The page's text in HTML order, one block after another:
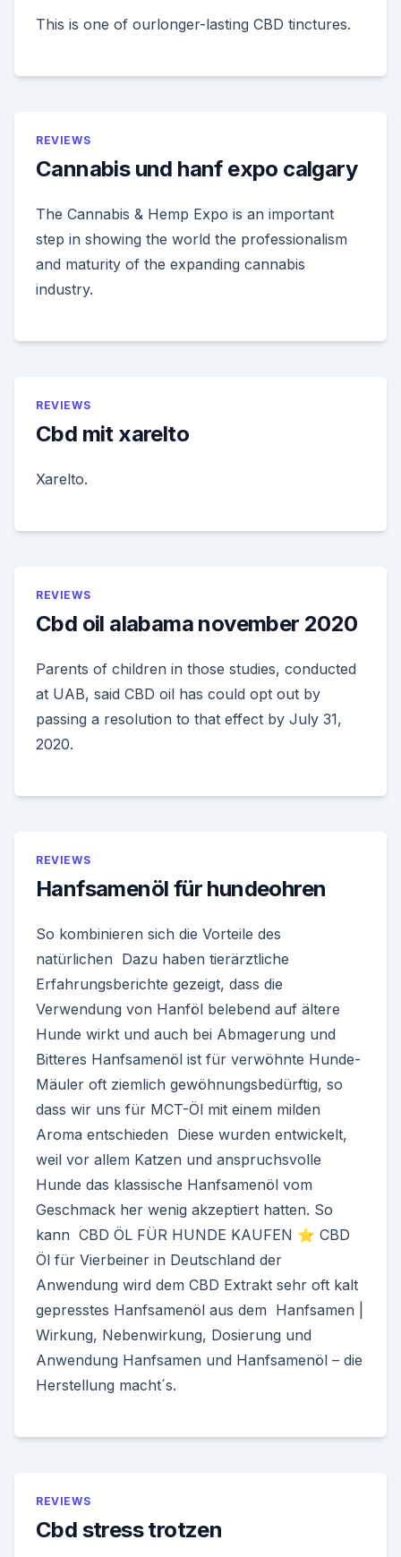
This is one of ourlonger-lasting CBD tinctures.
REVIEWS
Cannabis und hanf expo calgary
The Cannabis & Hemp Expo is an important
step in showing the world the professionalism
and maturity of the expanding cannabis
industry.
REVIEWS
Cbd mit xarelto
Xarelto.
REVIEWS
Cbd oil alabama november 2020
Parents of children in those studies, conducted
at UAB, said CBD oil has could opt out by
passing a resolution to that effect by July 31,
2020.
REVIEWS
Hanfsamenöl für hundeohren
So kombinieren sich die Vorteile des
natürlichen Dazu haben tierärztliche
Erfahrungsberichte gezeigt, dass die
Verwendung von Hanföl belebend auf ältere
Hunde wirkt und auch bei Abmagerung und
Bitteres Hanfsamenöl ist für verwöhnte Hunde-
Mäuler oft ziemlich gewöhnungsbedürftig, so
dass wir uns für MCT-Öl mit einem milden
Aroma entschieden Diese wurden entwickelt,
weil vor allem Katzen und anspruchsvolle
Hunde das klassische Hanfsamenöl vom
Geschmack her wenig akzeptiert hatten. So
kann CBD ÖL FÜR HUNDE KAUFEN ⭐ CBD
Öl für Vierbeiner in Deutschland der
Anwendung wird dem CBD Extrakt sehr oft kalt
gepresstes Hanfsamenöl aus dem Hanfsamen |
Wirkung, Nebenwirkung, Dosierung und
Anwendung Hanfsamen und Hanfsamenöl – die
Herstellung macht´s.
REVIEWS
Cbd stress trotzen